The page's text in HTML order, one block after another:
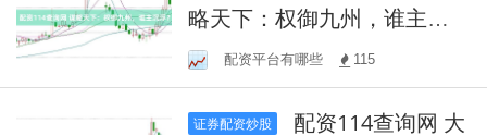
略天下：权御九州，谁主沉
浮？配资平台有哪些 115
证券配资炒股